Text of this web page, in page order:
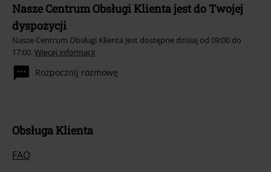
Nasze Centrum Obsługi Klienta jest do Twojej
dyspozycji
Nasze Centrum Obsługi Klienta jest dostępne dzisiaj od 09:00 do
17:00. Więcej informacji
Rozpocznij rozmowę
Obsługa Klienta
FAQ